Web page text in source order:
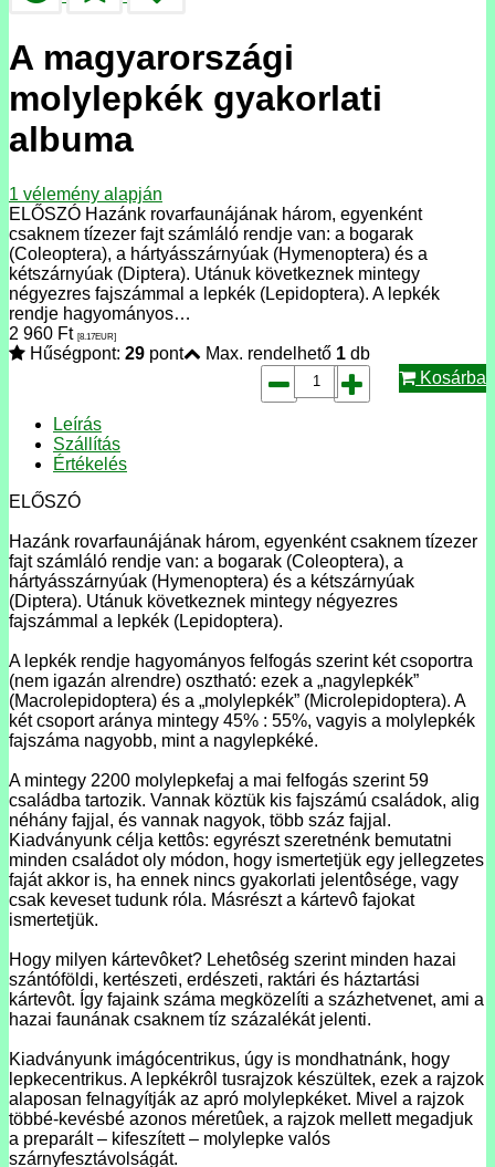
A magyarországi
molylepkék gyakorlati
albuma
1 vélemény alapján
ELŐSZÓ Hazánk rovarfaunájának három, egyenként
csaknem tízezer fajt számláló rendje van: a bogarak
(Coleoptera), a hártyásszárnyúak (Hymenoptera) és a
kétszárnyúak (Diptera). Utánuk következnek mint­egy
négyezres fajszámmal a lepkék (Lepidoptera). A lepkék
rendje hagyományos…
2 960 Ft [8.17EUR]
Hűségpont: 29 pont Max. rendelhető 1 db
Kosárba
Leírás
Szállítás
Értékelés
ELŐSZÓ
Hazánk rovarfaunájának három, egyenként csaknem tízezer
fajt számláló rendje van: a bogarak (Coleoptera), a
hártyásszárnyúak (Hymenoptera) és a kétszárnyúak
(Diptera). Utánuk következnek mint­egy négyezres
fajszámmal a lepkék (Lepidoptera).
A lepkék rendje hagyományos felfogás szerint két cso­portra
(nem igazán alrendre) osztható: ezek a „nagy­lepkék”
(Macrolepidoptera) és a „molylep­kék” (Microlepidoptera). A
két csoport aránya mintegy 45% : 55%, vagyis a molylep­kék
fajszáma nagyobb, mint a nagylepkéké.
A mintegy 2200 molylepkefaj a mai felfogás szerint 59
családba tartozik. Vannak köz­tük kis fajszámú családok, alig
néhány fajjal, és vannak nagyok, több száz fajjal.
Kiadványunk célja kettôs: egyrészt szeretnénk bemutatni
minden családot oly mó­don, hogy ismertetjük egy jellegzetes
faját akkor is, ha ennek nincs gyakorlati jelentô­sége, vagy
csak keveset tudunk róla. Másrészt a kártevô fajokat
ismertetjük.
Hogy milyen kártevôket? Lehetôség szerint minden hazai
szántóföldi, kertészeti, erdé­szeti, raktári és háztartási
kártevôt. Így fajaink száma megközelíti a százhetvenet, ami a
hazai faunának csaknem tíz százalékát jelenti.
Kiadványunk imágócentrikus, úgy is mondhatnánk, hogy
lepkecentrikus. A lepkékrôl tusrajzok készültek, ezek a rajzok
alaposan felnagyítják az apró molylepkéket. Mivel a rajzok
többé-kevésbé azonos méretûek, a rajzok mellett megadjuk
a preparált – kife­szített – molylepke valós
szárnyfesztávolságát.